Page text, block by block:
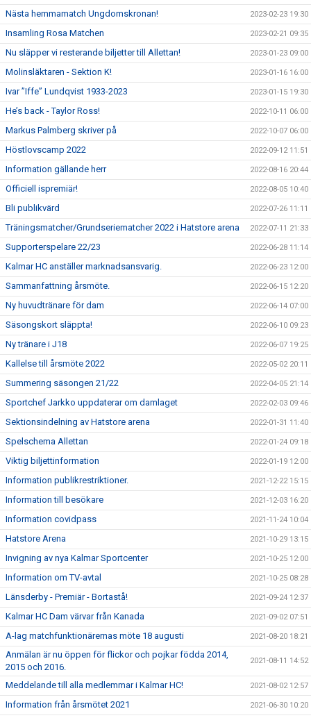
Nästa hemmamatch Ungdomskronan! 2023-02-23 19:30
Insamling Rosa Matchen 2023-02-21 09:35
Nu släpper vi resterande biljetter till Allettan! 2023-01-23 09:00
Molinsläktaren - Sektion K! 2023-01-16 16:00
Ivar ”Iffe” Lundqvist 1933-2023 2023-01-15 19:30
He’s back - Taylor Ross! 2022-10-11 06:00
Markus Palmberg skriver på 2022-10-07 06:00
Höstlovscamp 2022 2022-09-12 11:51
Information gällande herr 2022-08-16 20:44
Officiell ispremiär! 2022-08-05 10:40
Bli publikvärd 2022-07-26 11:11
Träningsmatcher/Grundseriematcher 2022 i Hatstore arena 2022-07-11 21:33
Supporterspelare 22/23 2022-06-28 11:14
Kalmar HC anställer marknadsansvarig. 2022-06-23 12:00
Sammanfattning årsmöte. 2022-06-15 12:20
Ny huvudtränare för dam 2022-06-14 07:00
Säsongskort släppta! 2022-06-10 09:23
Ny tränare i J18 2022-06-07 19:25
Kallelse till årsmöte 2022 2022-05-02 20:11
Summering säsongen 21/22 2022-04-05 21:14
Sportchef Jarkko uppdaterar om damlaget 2022-02-03 09:46
Sektionsindelning av Hatstore arena 2022-01-31 11:40
Spelschema Allettan 2022-01-24 09:18
Viktig biljettinformation 2022-01-19 12:00
Information publikrestriktioner. 2021-12-22 15:15
Information till besökare 2021-12-03 16:20
Information covidpass 2021-11-24 10:04
Hatstore Arena 2021-10-29 13:15
Invigning av nya Kalmar Sportcenter 2021-10-25 12:00
Information om TV-avtal 2021-10-25 08:28
Länsderby - Premiär - Bortastå! 2021-09-24 12:37
Kalmar HC Dam värvar från Kanada 2021-09-02 07:51
A-lag matchfunktionärernas möte 18 augusti 2021-08-20 18:21
Anmälan är nu öppen för flickor och pojkar födda 2014,
2015 och 2016.
2021-08-11 14:52
Meddelande till alla medlemmar i Kalmar HC! 2021-08-02 12:57
Information från årsmötet 2021 2021-06-30 10:20